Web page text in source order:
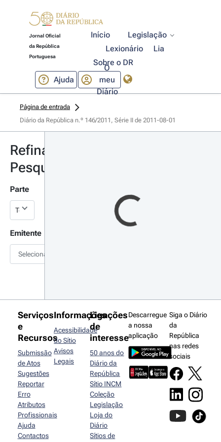
Jornal Oficial
da República
Portuguesa
Início
Legislação
Lexionário
Lia
Sobre o DR
Ajuda
O
meu
Diário
Página de entrada
Diário da República n.º 146/2011, Série II de 2011-08-01
Refinar
Pesquisa
Parte
Emitente
Selecionar
Serviços
e
Recursos
Submissão
de Atos
Sugestões
Reportar
Erro
Atributos
Profissionais
Ajuda
Contactos
Informações
Acessibilidade
do Sítio
Avisos
Legais
Ligações
de
interesse
50 anos do
Diário da
República
Sítio INCM
Coleção
Legislação
Loja do
Diário
Sítios de
Descarregue
a nossa
aplicação
Siga o Diário
da
República
nas redes
sociais